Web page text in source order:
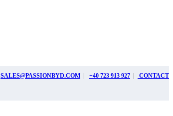
SALES@PASSIONBYD.COM | +40 723 913 927 | CONTACT